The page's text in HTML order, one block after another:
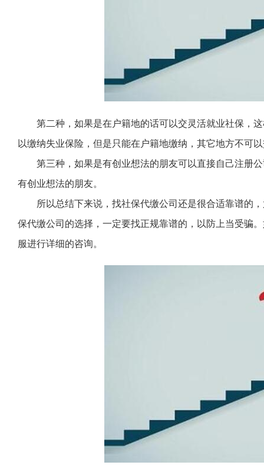
第二种，如果是在户籍地的话可以交灵活就业社保，
以缴纳失业保险，但是只能在户籍地缴纳，其它地方不可
第三种，如果是有创业想法的朋友可以直接自己注册
有创业想法的朋友。
所以总结下来说，找社保代缴公司还是很合适靠谱的
保代缴公司的选择，一定要找正规靠谱的，以防上当受骗
服进行详细的咨询。